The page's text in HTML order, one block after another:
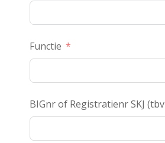
Functie
BIGnr of Registratienr SKJ